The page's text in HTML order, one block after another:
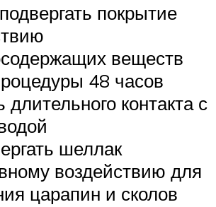
покрытие
веществ
48 часов
длительного контакта с
шеллак
воздействию для
царапин и сколов